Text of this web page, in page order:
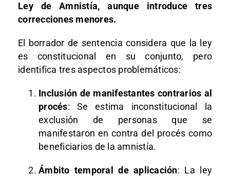
Ley de Amnistía, aunque introduce tres
correcciones menores.
El borrador de sentencia considera que la ley
es constitucional en su conjunto, pero
identifica tres aspectos problemáticos:
Inclusión de manifestantes contrarios al
procés: Se estima inconstitucional la
exclusión de personas que se
manifestaron en contra del procés como
beneficiarios de la amnistía.
Ámbito temporal de aplicación: La ley